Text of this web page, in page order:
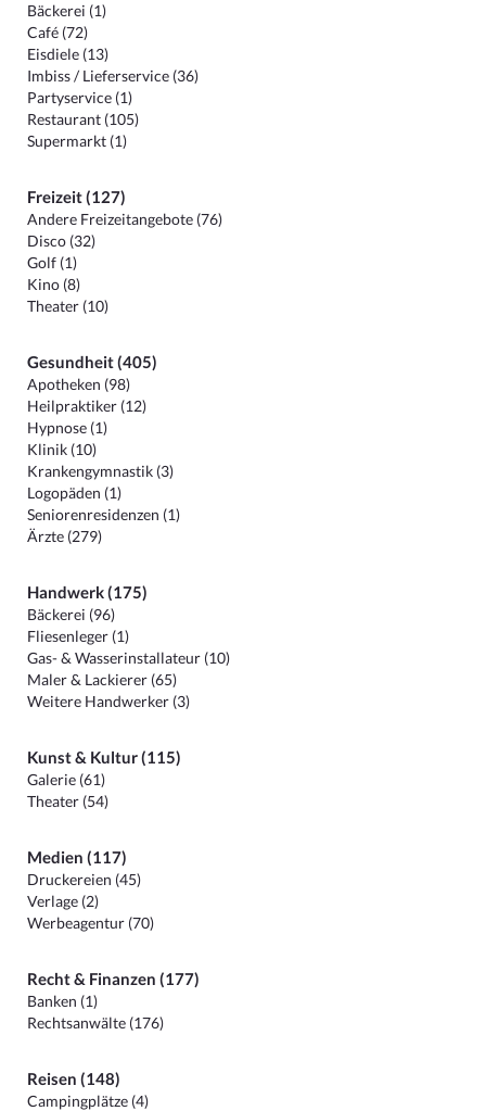
Bäckerei (1)
Café (72)
Eisdiele (13)
Imbiss / Lieferservice (36)
Partyservice (1)
Restaurant (105)
Supermarkt (1)
Freizeit (127)
Andere Freizeitangebote (76)
Disco (32)
Golf (1)
Kino (8)
Theater (10)
Gesundheit (405)
Apotheken (98)
Heilpraktiker (12)
Hypnose (1)
Klinik (10)
Krankengymnastik (3)
Logopäden (1)
Seniorenresidenzen (1)
Ärzte (279)
Handwerk (175)
Bäckerei (96)
Fliesenleger (1)
Gas- & Wasserinstallateur (10)
Maler & Lackierer (65)
Weitere Handwerker (3)
Kunst & Kultur (115)
Galerie (61)
Theater (54)
Medien (117)
Druckereien (45)
Verlage (2)
Werbeagentur (70)
Recht & Finanzen (177)
Banken (1)
Rechtsanwälte (176)
Reisen (148)
Campingplätze (4)